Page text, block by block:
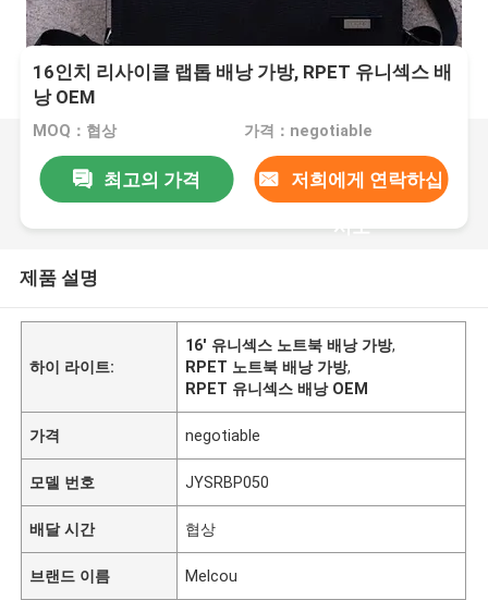
16인치 리사이클 랩톱 배낭 가방, RPET 유니섹스 배
낭 OEM
MOQ：협상 가격：negotiable
최고의 가격 저희에게 연락하십
시오
제품 설명
하이 라이트:
16' 유니섹스 노트북 배낭 가방,
RPET 노트북 배낭 가방,
RPET 유니섹스 배낭 OEM
가격 negotiable
모델 번호 JYSRBP050
배달 시간 협상
브랜드 이름 Melcou